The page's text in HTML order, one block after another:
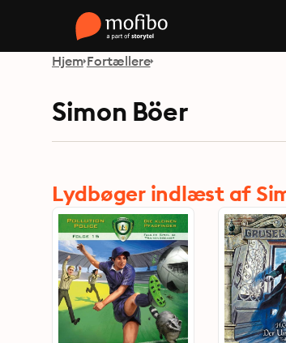
Hjem Fortællere
Simon Böer
Lydbøger indlæst af